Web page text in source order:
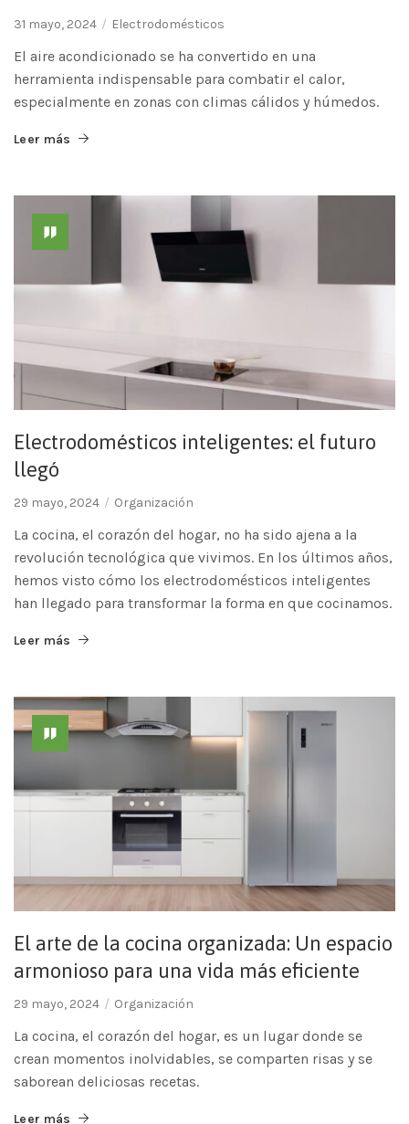
31 mayo, 2024 Electrodomésticos
El aire acondicionado se ha convertido en una
herramienta indispensable para combatir el calor,
especialmente en zonas con climas cálidos y húmedos.
Leer más
Electrodomésticos inteligentes: el futuro
llegó
29 mayo, 2024 Organización
La cocina, el corazón del hogar, no ha sido ajena a la
revolución tecnológica que vivimos. En los últimos años,
hemos visto cómo los electrodomésticos inteligentes
han llegado para transformar la forma en que cocinamos.
Leer más
El arte de la cocina organizada: Un espacio
armonioso para una vida más eficiente
29 mayo, 2024 Organización
La cocina, el corazón del hogar, es un lugar donde se
crean momentos inolvidables, se comparten risas y se
saborean deliciosas recetas.
Leer más